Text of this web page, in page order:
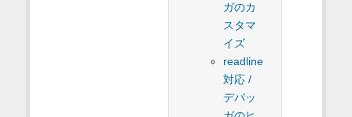
ガのカ
スタマ
イズ
readline
対応 /
デバッ